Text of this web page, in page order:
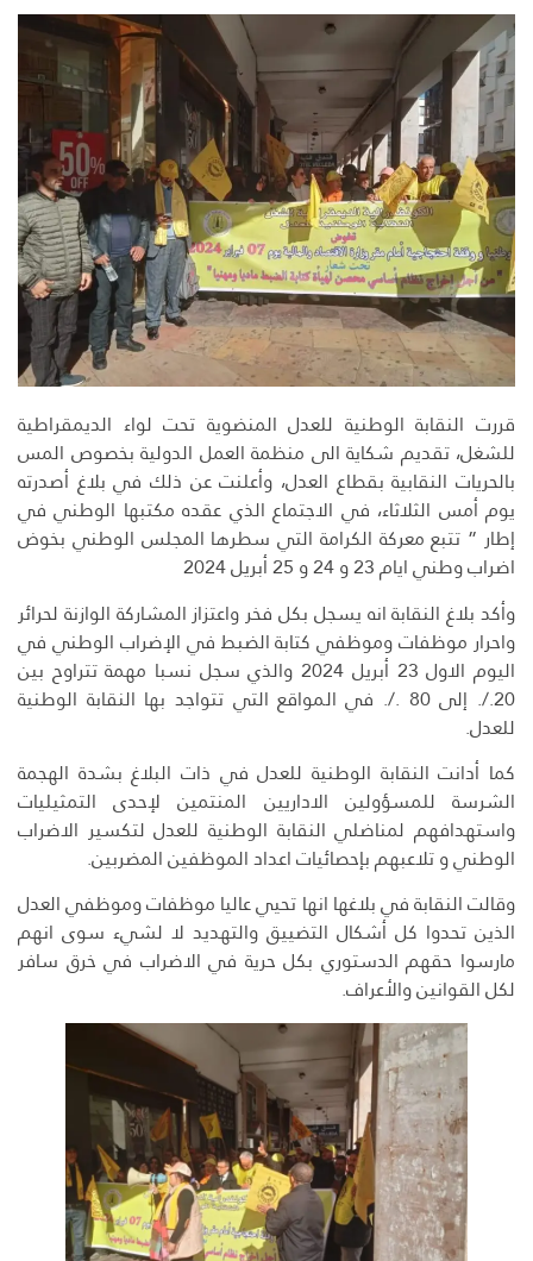
قررت النقابة الوطنية للعدل المنضوية تحت لواء الديمقراطية
للشغل، تقديم شكاية الى منظمة العمل الدولية بخصوص المس
بالحريات النقابية بقطاع العدل، وأعلنت عن ذلك في بلاغ أصدرته
يوم أمس الثلاثاء، في الاجتماع الذي عقده مكتبها الوطني في
إطار ” تتبع معركة الكرامة التي سطرها المجلس الوطني بخوض
اضراب وطني ايام 23 و 24 و 25 أبريل 2024
وأكد بلاغ النقابة انه يسجل بكل فخر واعتزاز المشاركة الوازنة لحرائر
واحرار موظفات وموظفي كتابة الضبط في الإضراب الوطني في
اليوم الاول 23 أبريل 2024 والذي سجل نسبا مهمة تتراوح بين
20./. إلى 80 ./. في المواقع التي تتواجد بها النقابة الوطنية
للعدل.
كما أدانت النقابة الوطنية للعدل في ذات البلاغ بشدة الهجمة
الشرسة للمسؤولين الاداريين المنتمين لإحدى التمثيليات
واستهدافهم لمناضلي النقابة الوطنية للعدل لتكسير الاضراب
الوطني و تلاعبهم بإحصائيات اعداد الموظفين المضربين.
وقالت النقابة في بلاغها انها تحيي عاليا موظفات وموظفي العدل
الذين تحدوا كل أشكال التضييق والتهديد لا لشيء سوى انهم
مارسوا حقهم الدستوري بكل حرية في الاضراب في خرق سافر
لكل القوانين والأعراف.